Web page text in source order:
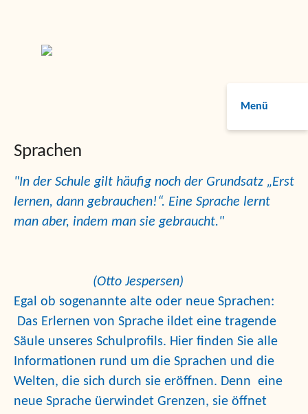
Menü
Sprachen
"In der Schule gilt häufig noch der Grundsatz „Erst
lernen, dann gebrauchen!“. Eine Sprache lernt
man aber, indem man sie gebraucht."
(Otto Jespersen)
Egal ob sogenannte alte oder neue Sprachen:
Das Erlernen von Sprache ildet eine tragende
Säule unseres Schulprofils. Hier finden Sie alle
Informationen rund um die Sprachen und die
Welten, die sich durch sie eröffnen. Denn eine
neue Sprache üerwindet Grenzen, sie öffnet